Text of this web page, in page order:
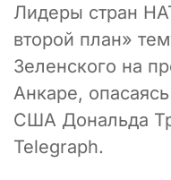
Лидеры стран
второй план»
Зеленского на
Анкаре,
США Дональда
Telegraph.